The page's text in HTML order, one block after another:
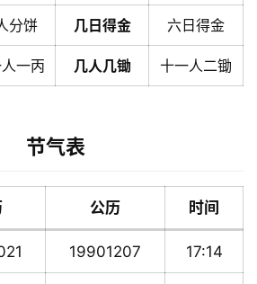
分饼 几日得金 六日得金
一丙 几人几锄 十一人二锄
节气表
公历 时间
19901207 17:14